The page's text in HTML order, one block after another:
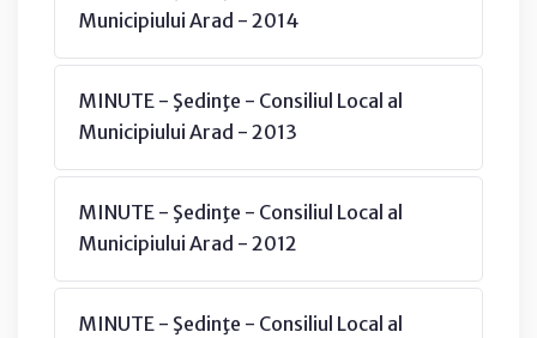
Municipiului Arad - 2014
MINUTE - Şedinţe - Consiliul Local al
Municipiului Arad - 2013
MINUTE - Şedinţe - Consiliul Local al
Municipiului Arad - 2012
MINUTE - Şedinţe - Consiliul Local al